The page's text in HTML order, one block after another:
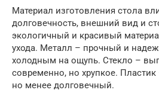
Материал изготовления стола
долговечность, внешний вид и
экологичный и красивый
ухода. Металл – прочный и
холодным на ощупь. Стекло –
современно, но хрупкое.
но менее долговечный.